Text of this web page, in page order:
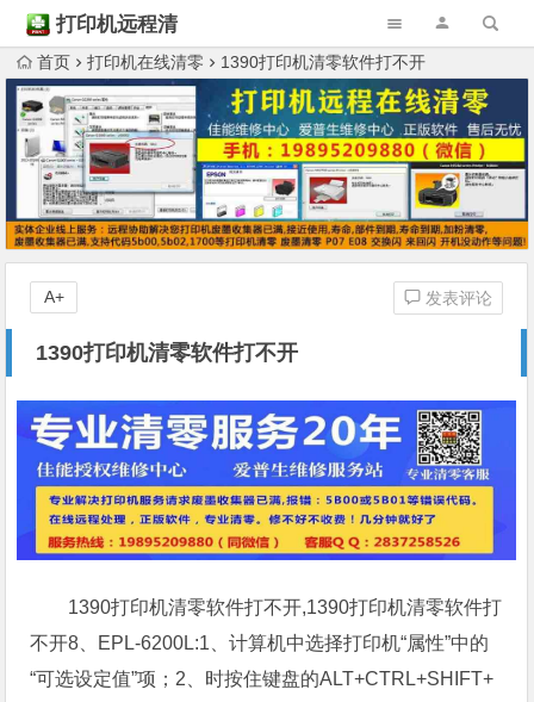
打印机远程清
零首页 打印机在线清零 1390打印机清零软件打不开
1390打印机清零软件打不开
发表评论
A+
1390打印机清零软件打不开,1390打印机清零软件打
不开8、EPL-6200L:1、计算机中选择打印机“属性”中的
“可选设定值”项；2、时按住键盘的ALT+CTRL+SHIFT+